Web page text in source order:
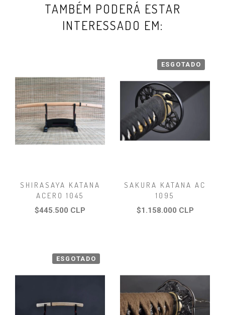
TAMBÉM PODERÁ ESTAR
INTERESSADO EM:
SHIRASAYA KATANA
ACERO 1045
$445.500 CLP
ESGOTADO
SAKURA KATANA AC
1095
$1.158.000 CLP
ESGOTADO